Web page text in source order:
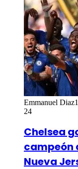
Emmanuel Diaz
24
Chelsea
campeón
Nueva